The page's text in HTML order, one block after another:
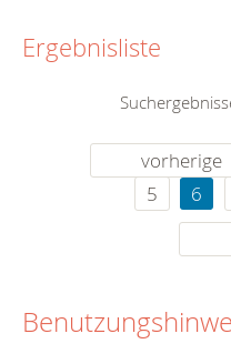
Ergebnisliste
vorherige
5
6